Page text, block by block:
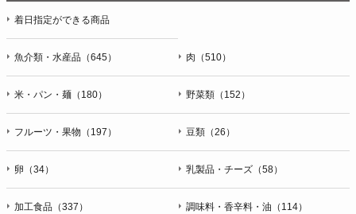
停止・消去および第三者への提供の停止（「開示等」といいま
す。）に応じます。開示等のお問合せは下記の連絡先までお願
い致します。
個人情報の提供は任意と致しますが、当社が依頼する情報の提
応等に支障をきたす可能性がございますのでご了承下さい。
h）弊社は、弊社のウェブサイトへのアクセス状況について、
す。これらには、お客様のお名前、ご住所、電話番号、電子メ
着日指定ができる商品
魚介類・水産品（645） 肉（510）
米・パン・麺（180） 野菜類（152）
フルーツ・果物（197） 豆類（26）
卵（34） 乳製品・チーズ（58）
加工食品（337） 調味料・香辛料・油（114）